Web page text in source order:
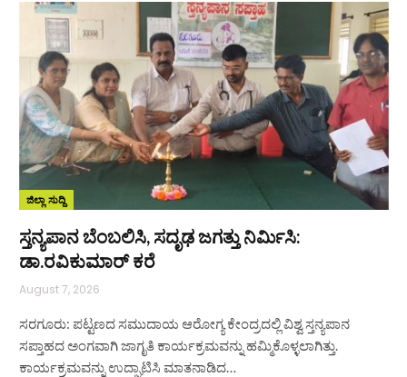
ಜಿಲ್ಲಾ ಸುದ್ದಿ
ಸ್ತನ್ಯಪಾನ ಬೆಂಬಲಿಸಿ, ಸದೃಢ ಜಗತ್ತು ನಿರ್ಮಿಸಿ:
ಡಾ.ರವಿಕುಮಾರ್ ಕರೆ
August 7, 2026
ಸರಗೂರು: ಪಟ್ಟಣದ ಸಮುದಾಯ ಆರೋಗ್ಯ ಕೇಂದ್ರದಲ್ಲಿ ವಿಶ್ವ ಸ್ತನ್ಯಪಾನ
ಸಪ್ತಾಹದ ಅಂಗವಾಗಿ ಜಾಗೃತಿ ಕಾರ್ಯಕ್ರಮವನ್ನು ಹಮ್ಮಿಕೊಳ್ಳಲಾಗಿತ್ತು.
ಕಾರ್ಯಕ್ರಮವನ್ನು ಉದ್ಘಾಟಿಸಿ ಮಾತನಾಡಿದ…